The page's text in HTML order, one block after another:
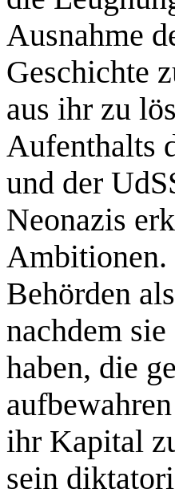
Ausnahme
Geschichte
aus ihr zu
Aufenthalts
und der
Neonazis
Ambitionen.
Behörden
nachdem
haben, die
ihr Kapital
sein